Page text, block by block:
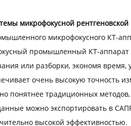
микрофокусной
микрофокусного КТ-
промышленный КТ-аппарат
или разборки, экономя
очень высокую точность
понятнее традиционных
можно экспортировать в
высокой эффективностью.